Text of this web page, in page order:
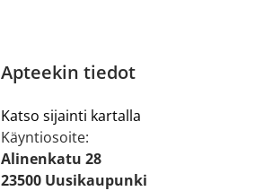
Apteekin tiedot
Katso sijainti kartalla
Käyntiosoite:
Alinenkatu 28
23500 Uusikaupunki